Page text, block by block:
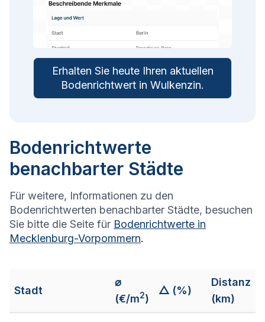
Erhalten Sie heute Ihren aktuellen
Bodenrichtwert in Wulkenzin.
Bodenrichtwerte
benachbarter Städte
Für weitere, Informationen zu den
Bodenrichtwerten benachbarter Städte, besuchen
Sie bitte die Seite für Bodenrichtwerte in
Mecklenburg-Vorpommern.
Stadt
⌀
(€/m2)
△ (%)
Distanz
(km)